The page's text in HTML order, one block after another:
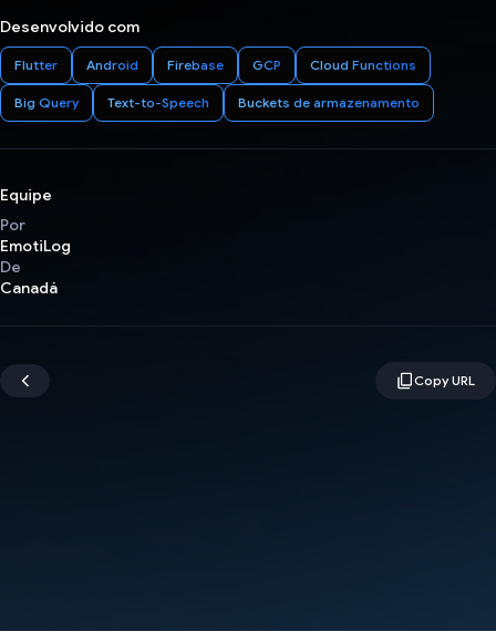
Desenvolvido com
Flutter Android Firebase GCP Cloud Functions
Big Query Text-to-Speech Buckets de armazenamento
Equipe
Por
EmotiLog
De
Canadá